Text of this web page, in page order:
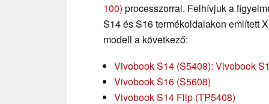
100) processzorral. Felhívjuk a
S14 és S16 termékoldalakon említett
modell a következő:
Vivobook S14 (S5408): Vivobook
Vivobook S16 (S5608)
Vivobook S14 Flip (TP5408)